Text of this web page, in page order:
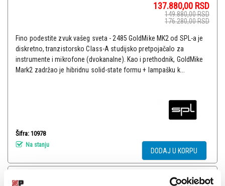
137.880,00 RSD
149.880,00RSD
176.280,00RSD
Fino podestite zvuk vašeg sveta - 2485 GoldMike MK2 od SPL-a je
diskretno, tranzistorsko Class-A studijsko pretpojačalo za
instrumente i mikrofone (dvokanalne). Kao i prethodnik, GoldMike
Mark2 zadržao je hibridnu solid-state formu + lampašku k...
Šifra: 10978
Na stanju
DODAJ U KORPU